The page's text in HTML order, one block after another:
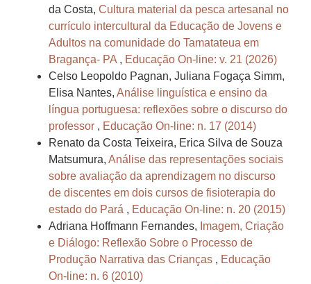
da Costa, Cultura material da pesca artesanal no
currículo intercultural da Educação de Jovens e
Adultos na comunidade do Tamatateua em
Bragança- PA , Educação On-line: v. 21 (2026)
Celso Leopoldo Pagnan, Juliana Fogaça Simm,
Elisa Nantes, Análise linguística e ensino da
língua portuguesa: reflexões sobre o discurso do
professor , Educação On-line: n. 17 (2014)
Renato da Costa Teixeira, Erica Silva de Souza
Matsumura, Análise das representações sociais
sobre avaliação da aprendizagem no discurso
de discentes em dois cursos de fisioterapia do
estado do Pará , Educação On-line: n. 20 (2015)
Adriana Hoffmann Fernandes, Imagem, Criação
e Diálogo: Reflexão Sobre o Processo de
Produção Narrativa das Crianças , Educação
On-line: n. 6 (2010)